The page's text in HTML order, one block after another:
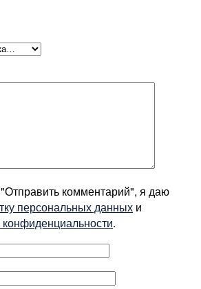
комментарий", я даю
персональных данных и
конфиденциальности.